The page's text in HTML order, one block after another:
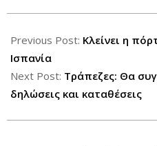
06-
06
Previous Post: Κλείνει η
Ισπανία
Next Post: Τράπεζες: Θα
δηλώσεις και καταθέσεις